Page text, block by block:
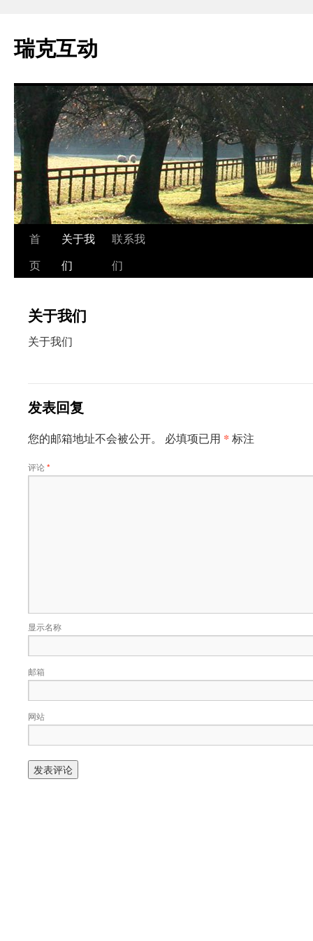
瑞克互动
跳
至
文
首
页
关于我
们
联系我
们
关于我们
关于我们
发表回复
您的邮箱地址不会被公开。 必填项已用 * 标注
评论*
显示名称
邮箱
网站